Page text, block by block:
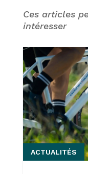
Ces articles
intéresser
ACTUALITÉS